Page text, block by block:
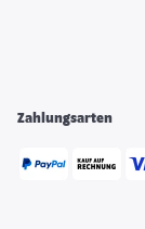
Zahlungsarten